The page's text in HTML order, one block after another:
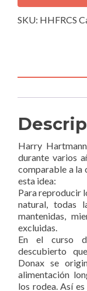
Sax
Soprano
SKU: HHFRCS
Harry
durante varios
comparable a la
esta idea:
Para reproducir
natural, todas
mantenidas,
excluidas.
En el curso
descubierto
Donax se
alimentación
los rodea. Así